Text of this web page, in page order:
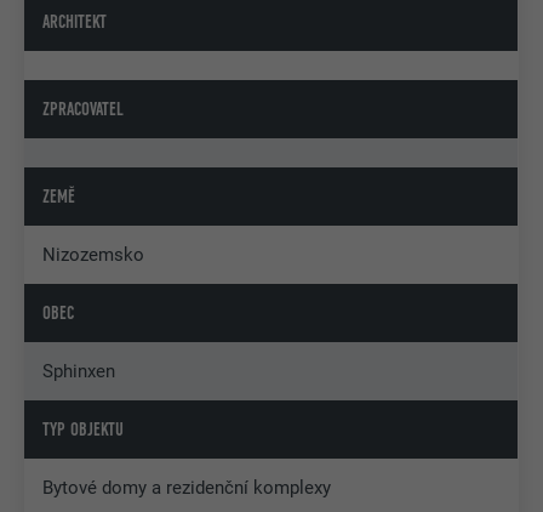
ARCHITEKT
ZPRACOVATEL
ZEMĚ
Nizozemsko
OBEC
Sphinxen
TYP OBJEKTU
Bytové domy a rezidenční komplexy